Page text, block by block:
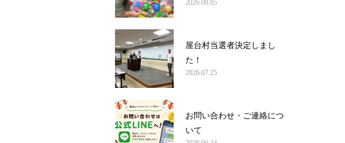
2026.08.05
屋台村当選者決定しまし
た！
2026.07.25
お問い合わせ・ご連絡につ
いて